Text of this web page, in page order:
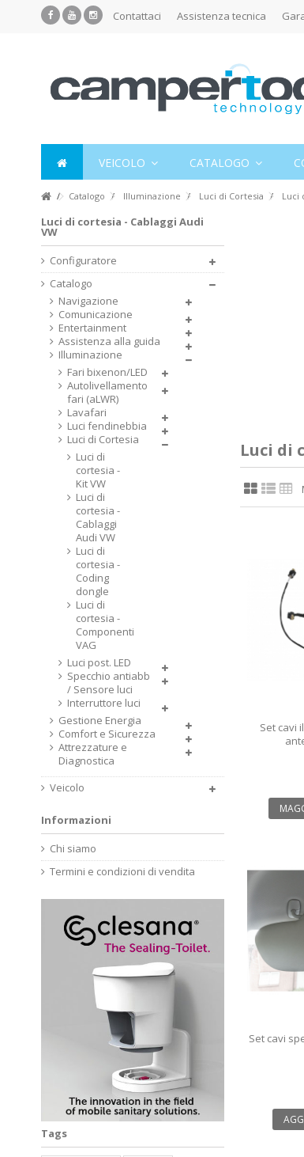
Contattaci Assistenza tecnica
VEICOLO CATALOGO
Catalogo Illuminazione Luci di Cortesia Luci
Luci di
Set cavi
Set cavi
Luci di cortesia - Cablaggi Audi
VW
Configuratore
Catalogo
Navigazione
Comunicazione
Entertainment
Assistenza alla guida
Illuminazione
Fari bixenon/LED
Autolivellamento
fari (aLWR)
Lavafari
Luci fendinebbia
Luci di Cortesia
Luci di
cortesia -
Kit VW
Luci di
cortesia -
Cablaggi
Audi VW
Luci di
cortesia -
Coding
dongle
Luci di
cortesia -
Componenti
VAG
Luci post. LED
Specchio antiabb
/ Sensore luci
Interruttore luci
Gestione Energia
Comfort e Sicurezza
Attrezzature e
Diagnostica
Veicolo
Informazioni
Chi siamo
Termini e condizioni di vendita
Tags